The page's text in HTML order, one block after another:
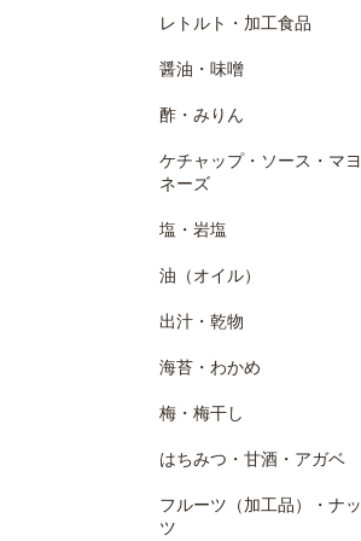
レトルト・加工食品
醤油・味噌
酢・みりん
ケチャップ・ソース・マヨ
ネーズ
塩・岩塩
油（オイル）
出汁・乾物
海苔・わかめ
梅・梅干し
はちみつ・甘酒・アガベ
フルーツ（加工品）・ナッ
ツ